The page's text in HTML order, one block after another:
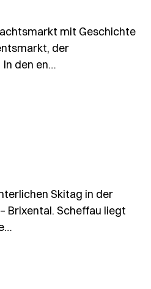
mit Geschichte
der
den en…
Skitag in der
Brixental. Scheffau liegt